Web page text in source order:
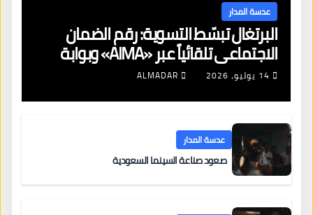
عدسة المدار
البرتغال تبسّط التسوية: رقم الضمان
الاجتماعي تلقائياً عبر «AIMA» وبوابة
جديدة لتجديد الإقامات
14 يوليو، 2026 ALMADAR
عدسة المدار
صعود صناعة السينما السعودية